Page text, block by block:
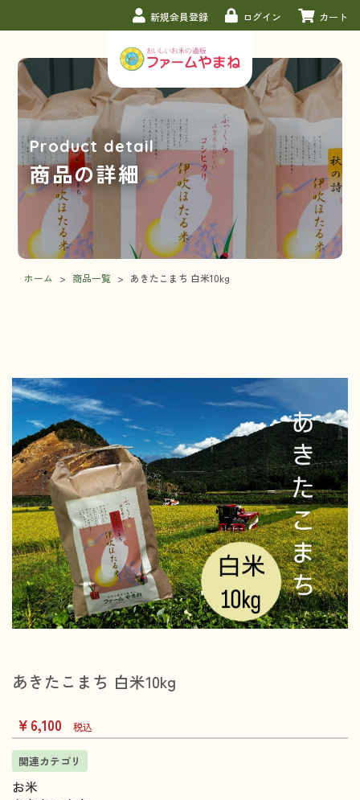
新規会員登録 ログイン カート
商品の詳細
Product detail
ホーム > 商品一覧 > あきたこまち 白米10kg
あきたこまち 白米10kg
￥6,100 税込
関連カテゴリ
お米